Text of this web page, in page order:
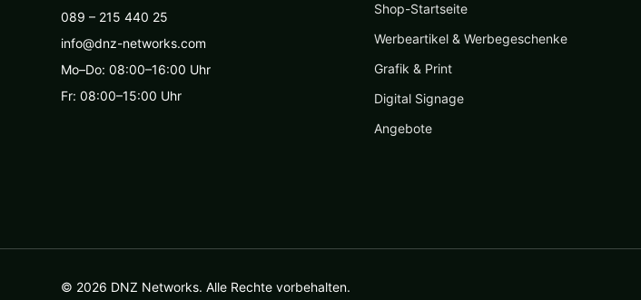
089 – 215 440 25
info@dnz-networks.com
Mo–Do: 08:00–16:00 Uhr
Fr: 08:00–15:00 Uhr
Shop-Startseite
Werbeartikel & Werbegeschenke
Grafik & Print
Digital Signage
Angebote
© 2026 DNZ Networks. Alle Rechte vorbehalten.